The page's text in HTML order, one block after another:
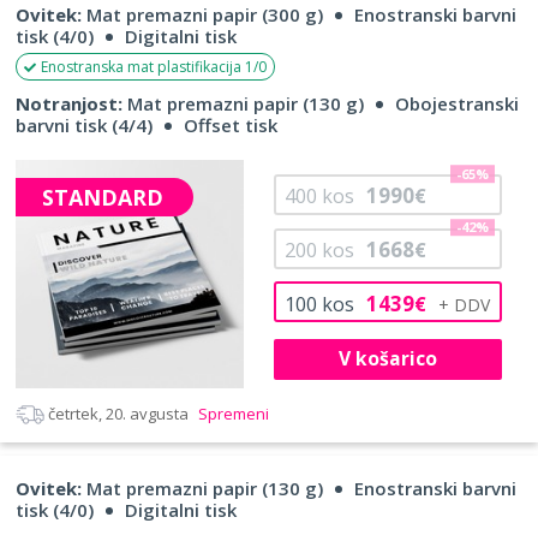
Ovitek: Mat premazni papir (300 g)
Enostranski barvni
tisk (4/0)
Digitalni tisk
Enostranska mat plastifikacija 1/0
Notranjost: Mat premazni papir (130 g)
Obojestranski
barvni tisk (4/4)
Offset tisk
STANDARD
100 kos 1439€
200 kos 1668€
-42%
400 kos 1990€
-65%
V košarico
četrtek, 20. avgusta Spremeni
Ovitek: Mat premazni papir (130 g)
Enostranski barvni
tisk (4/0)
Digitalni tisk